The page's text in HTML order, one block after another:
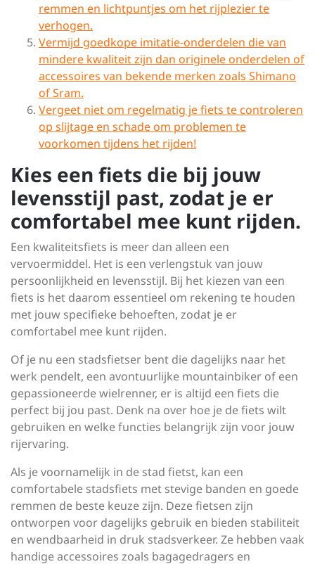
remmen en lichtpuntjes om het rijplezier te
verhogen.
Vermijd goedkope imitatie-onderdelen die van
mindere kwaliteit zijn dan originele onderdelen of
accessoires van bekende merken zoals Shimano
of Sram.
Vergeet niet om regelmatig je fiets te controleren
op slijtage en schade om problemen te
voorkomen tijdens het rijden!
Kies een fiets die bij jouw
levensstijl past, zodat je er
comfortabel mee kunt rijden.
Een kwaliteitsfiets is meer dan alleen een
vervoermiddel. Het is een verlengstuk van jouw
persoonlijkheid en levensstijl. Bij het kiezen van een
fiets is het daarom essentieel om rekening te houden
met jouw specifieke behoeften, zodat je er
comfortabel mee kunt rijden.
Of je nu een stadsfietser bent die dagelijks naar het
werk pendelt, een avontuurlijke mountainbiker of een
gepassioneerde wielrenner, er is altijd een fiets die
perfect bij jou past. Denk na over hoe je de fiets wilt
gebruiken en welke functies belangrijk zijn voor jouw
rijervaring.
Als je voornamelijk in de stad fietst, kan een
comfortabele stadsfiets met stevige banden en goede
remmen de beste keuze zijn. Deze fietsen zijn
ontworpen voor dagelijks gebruik en bieden stabiliteit
en wendbaarheid in druk stadsverkeer. Ze hebben vaak
handige accessoires zoals bagagedragers en